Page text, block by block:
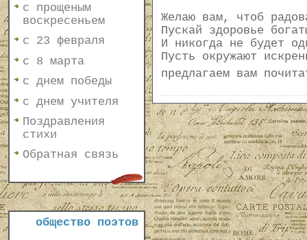
с прощеным
воскресеньем
с 23 февраля
с 8 марта
с днем победы
с днем учителя
Поздравления
стихи
Обратная связь
общество поэтов
Желаю вам, чтоб
Пускай здоровье
И никогда не будет
Пусть окружают
предлагаем вам